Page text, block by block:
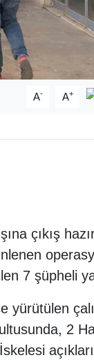
A- A+
çıkış
7 şüpheli
yürütülen
2